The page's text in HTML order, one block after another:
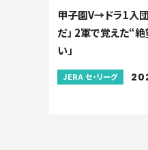
甲子園V→ドラ1入
だ」 2軍で覚えた“
い」
JERA セ・リーグ